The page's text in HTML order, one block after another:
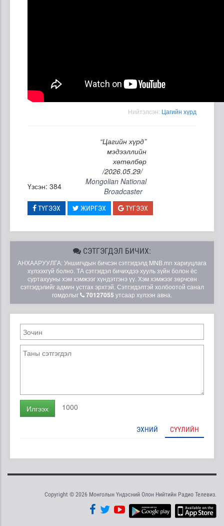
Нийтэлсэн: Цагийн хүрд
“Цагийн хүрд”
мэдээллийн
хөтөлбөр
/2026.05.29/
Үзсэн: 384
Mongolian National
Broadcaster
ТҮГЭЭХ ЖИРГЭХ ТҮГЭЭХ
СЭТГЭГДЭЛ БИЧИХ:
АНХААРУУЛГА: Уншигчдын бичсэн сэтгэгдэлд MNB.mn хариуцлага
хүлээхгүй болно. ТА сэтгэгдэл бичихдээ хууль зүйн болон ёс
суртахууны хэм хэмжээг хүндэтгэнэ үү. Хэм хэмжээг зөрчсөн
сэтгэгдэлийг админ устгах эрхтэй. Сэтгэгдэлтэй холбоотой санал
гомдолыг
70127055 утсаар хүлээн авна.
Илгээх 1000
ЭХНИЙ СҮҮЛИЙН
Copyright © 2026 Монголын Үндэсний Олон Нийтийн Радио Телевиз.